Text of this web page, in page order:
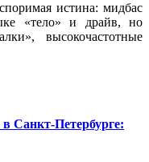
истина: мидбас
«тело» и драйв, но
высокочастотные
Санкт-Петербурге: